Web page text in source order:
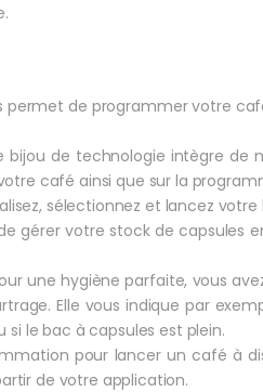
permet de programmer votre
bijou de technologie intègre
café ainsi que sur la
sélectionnez et lancez votre
gérer votre stock de capsules
une hygiène parfaite, vous
Elle vous indique par
si le bac à capsules est plein.
pour lancer un café à
de votre application.